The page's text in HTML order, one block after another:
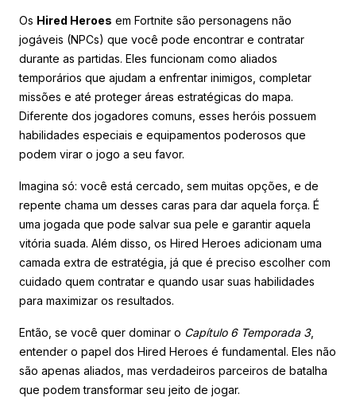
Os Hired Heroes em Fortnite são personagens não
jogáveis (NPCs) que você pode encontrar e contratar
durante as partidas. Eles funcionam como aliados
temporários que ajudam a enfrentar inimigos, completar
missões e até proteger áreas estratégicas do mapa.
Diferente dos jogadores comuns, esses heróis possuem
habilidades especiais e equipamentos poderosos que
podem virar o jogo a seu favor.
Imagina só: você está cercado, sem muitas opções, e de
repente chama um desses caras para dar aquela força. É
uma jogada que pode salvar sua pele e garantir aquela
vitória suada. Além disso, os Hired Heroes adicionam uma
camada extra de estratégia, já que é preciso escolher com
cuidado quem contratar e quando usar suas habilidades
para maximizar os resultados.
Então, se você quer dominar o Capítulo 6 Temporada 3,
entender o papel dos Hired Heroes é fundamental. Eles não
são apenas aliados, mas verdadeiros parceiros de batalha
que podem transformar seu jeito de jogar.